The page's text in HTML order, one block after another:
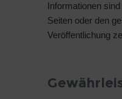
Informationen
Seiten oder den
Veröffentlichung